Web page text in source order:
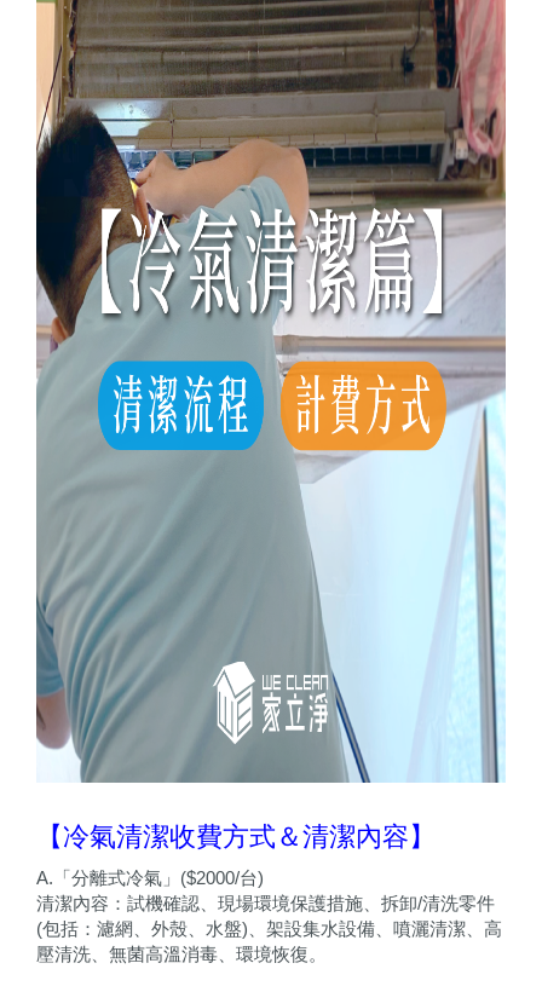
【冷氣清潔收費方式＆清潔內容】
A.「分離式冷氣」($2000/台)
清潔內容：試機確認、現場環境保護措施、拆卸/清洗零件
(包括：濾網、外殼、水盤)、架設集水設備、噴灑清潔、高
壓清洗、無菌高溫消毒、環境恢復。